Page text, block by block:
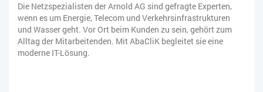
Die Netzspezialisten der Arnold AG sind gefragte Experten,
wenn es um Energie, Telecom und Verkehrsinfrastrukturen
und Wasser geht. Vor Ort beim Kunden zu sein, gehört zum
Alltag der Mitarbeitenden. Mit AbaCliK begleitet sie eine
moderne IT-Lösung.